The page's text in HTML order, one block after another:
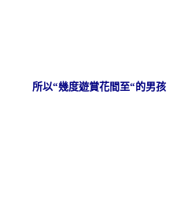
所以“幾度遊賞花間至“的男孩